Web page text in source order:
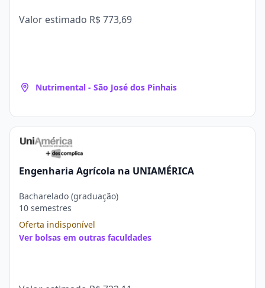
Valor estimado R$ 773,69
Nutrimental - São José dos Pinhais
Engenharia Agrícola na UNIAMÉRICA
Bacharelado (graduação)
10 semestres
Oferta indisponível
Ver bolsas em outras faculdades